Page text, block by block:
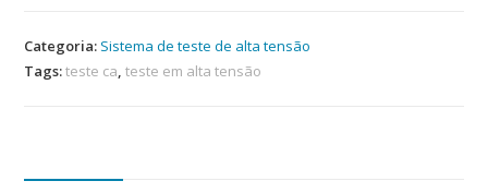
Categoria: Sistema de teste de alta tensão
Tags:teste ca,teste em alta tensão